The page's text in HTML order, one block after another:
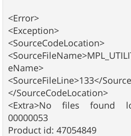
<Error>
<Exception>
<SourceCodeLocation>
eName>
<SourceFileLine>133</
</SourceCodeLocation>
<Extra>No files found
00000053
Product id: 47054849